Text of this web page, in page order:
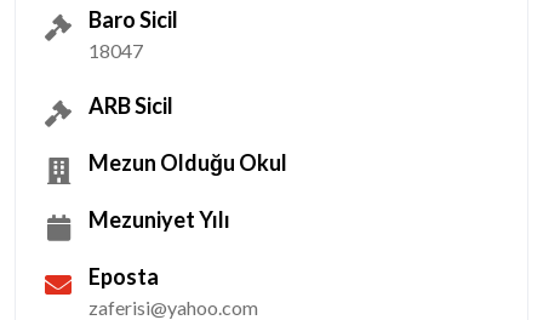
Baro Sicil
18047
ARB Sicil
Mezun Olduğu Okul
Mezuniyet Yılı
Eposta
zaferisi@yahoo.com